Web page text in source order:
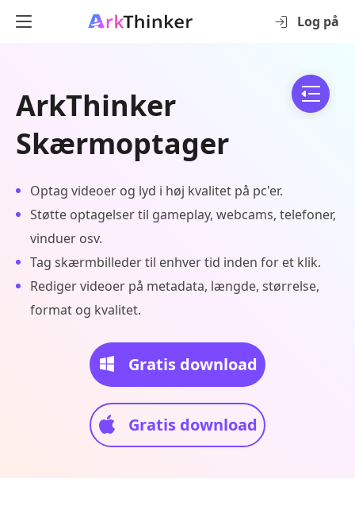
Log på
ArkThinker
Skærmoptager
Optag videoer og lyd i høj kvalitet på pc'er.
Støtte optagelser til gameplay, webcams, telefoner,
vinduer osv.
Tag skærmbilleder til enhver tid inden for et klik.
Rediger videoer på metadata, længde, størrelse,
format og kvalitet.
Gratis download
Gratis download